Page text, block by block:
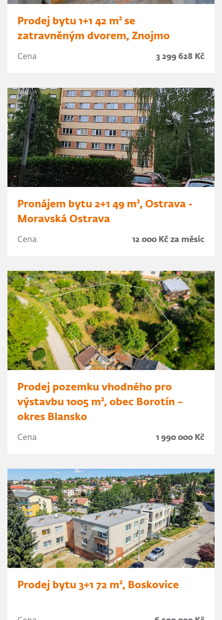
Prodej bytu 1+1 42 m² se
zatravněným dvorem, Znojmo
Cena 3 299 628 Kč
Pronájem bytu 2+1 49 m², Ostrava -
Moravská Ostrava
Cena 12 000 Kč za měsíc
Prodej pozemku vhodného pro
výstavbu 1005 m², obec Borotín –
okres Blansko
Cena 1 990 000 Kč
Prodej bytu 3+1 72 m², Boskovice